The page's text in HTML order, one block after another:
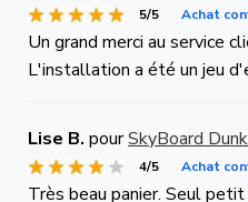
5/5 Achat
Un grand merci au service
L'installation a été un jeu
Lise B. pourSkyBoard
4/5 Achat
Très beau panier. Seul